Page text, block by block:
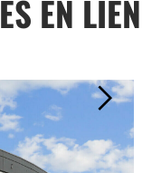
EN LIEN